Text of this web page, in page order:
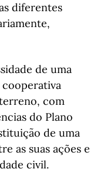
diferentes
de uma
com
do Plano
de uma
as suas ações e
civil.